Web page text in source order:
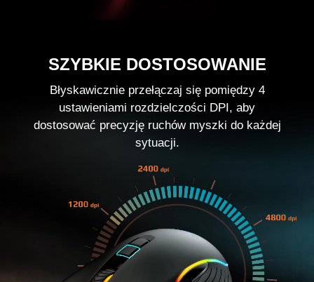
SZYBKIE DOSTOSOWANIE
Błyskawicznie przełączaj się pomiędzy 4
ustawieniami rozdzielczości DPI, aby
dostosować precyzję ruchów myszki do każdej
sytuacji.